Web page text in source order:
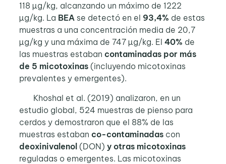
118 µg/kg, alcanzando un máximo de 1222
µg/kg. La BEAse detectó en el 93,4% de estas
muestras a una concentración media de 20,7
µg/kg y una máxima de 747 µg/kg. El 40% de
las muestras estaban contaminadas por más
de 5 micotoxinas (incluyendo micotoxinas
prevalentes y emergentes).
Khoshal et al. (2019) analizaron, en un
estudio global, 524 muestras de pienso para
cerdos y demostraron que el 88% de las
muestras estaban co-contaminadascon
deoxinivalenol (DON) y otras micotoxinas
reguladas o emergentes. Las micotoxinas